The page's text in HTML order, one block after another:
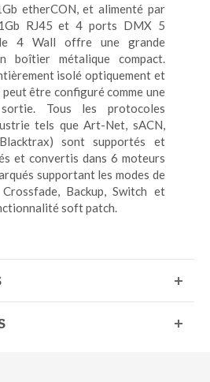
etherCON, et alimenté par
RJ45 et 4 ports DMX 5
4 Wall offre une grande
boîtier métalique compact.
isolé optiquement et
être configuré comme une
Tous les protocoles
tels que Art-Net, sACN,
sont supportés et
et convertis dans 6 moteurs
supportant les modes de
Backup, Switch et
soft patch.